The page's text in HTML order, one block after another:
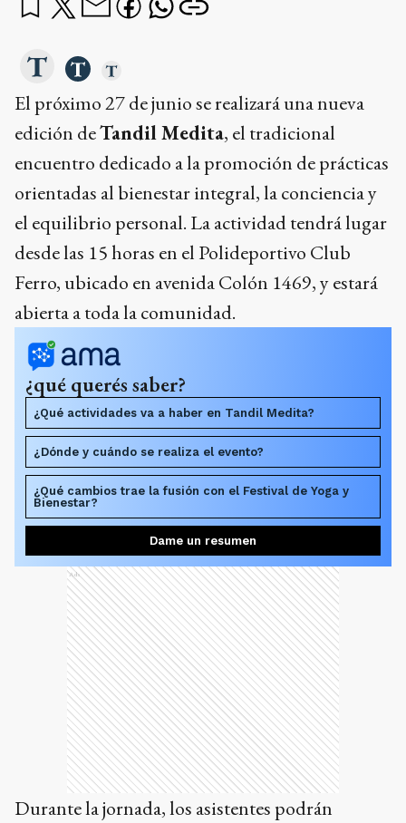
El próximo 27 de junio se realizará una nueva
edición deTandil Medita, el tradicional
encuentro dedicado a la promoción de prácticas
orientadas al bienestar integral, la conciencia y
el equilibrio personal. La actividad tendrá lugar
desde las 15 horas en el Polideportivo Club
Ferro, ubicado en avenida Colón 1469, y estará
abierta a toda la comunidad.
¿qué querés saber?
¿Qué actividades va a haber en Tandil Medita?
¿Dónde y cuándo se realiza el evento?
¿Qué cambios trae la fusión con el Festival de Yoga y
Bienestar?
Dame un resumen
Ads
Durante la jornada, los asistentes podrán